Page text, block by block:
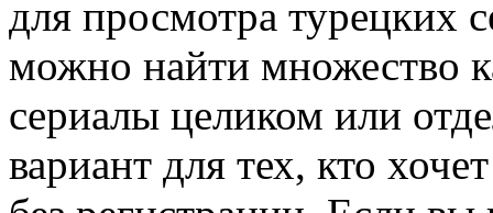
для просмотра турецких
можно найти множество
сериалы целиком или
вариант для тех, кто